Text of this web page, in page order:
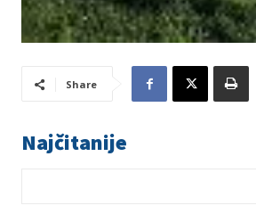
Share
Najčitanije